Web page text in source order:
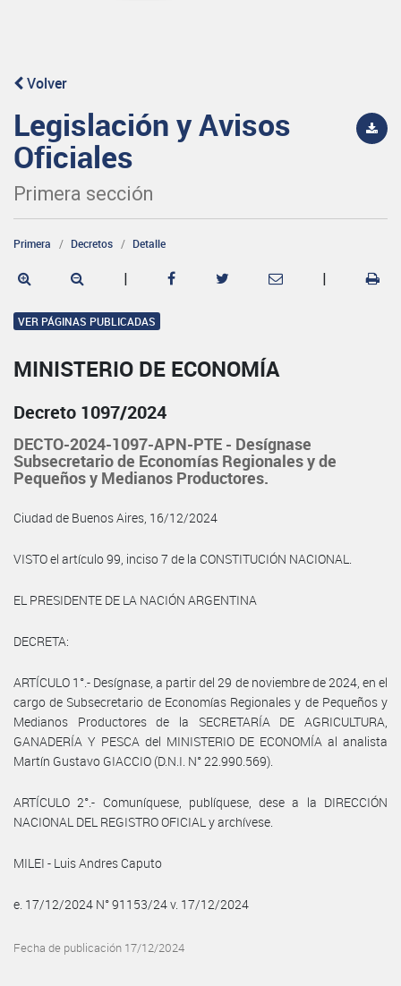
Volver
Legislación y Avisos
Oficiales
Primera sección
Primera Decretos Detalle
| |
VER PÁGINAS PUBLICADAS
MINISTERIO DE ECONOMÍA
Decreto 1097/2024
DECTO-2024-1097-APN-PTE - Desígnase
Subsecretario de Economías Regionales y de
Pequeños y Medianos Productores.
Ciudad de Buenos Aires, 16/12/2024
VISTO el artículo 99, inciso 7 de la CONSTITUCIÓN NACIONAL.
EL PRESIDENTE DE LA NACIÓN ARGENTINA
DECRETA:
ARTÍCULO 1°.- Desígnase, a partir del 29 de noviembre de 2024, en el
cargo de Subsecretario de Economías Regionales y de Pequeños y
Medianos Productores de la SECRETARÍA DE AGRICULTURA,
GANADERÍA Y PESCA del MINISTERIO DE ECONOMÍA al analista
Martín Gustavo GIACCIO (D.N.I. N° 22.990.569).
ARTÍCULO 2°.- Comuníquese, publíquese, dese a la DIRECCIÓN
NACIONAL DEL REGISTRO OFICIAL y archívese.
MILEI - Luis Andres Caputo
e. 17/12/2024 N° 91153/24 v. 17/12/2024
Fecha de publicación 17/12/2024